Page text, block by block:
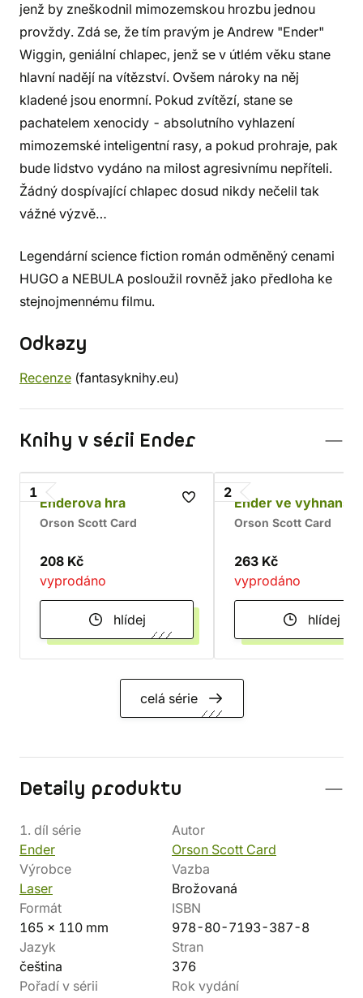
jenž by zneškodnil mimozemskou hrozbu jednou
provždy. Zdá se, že tím pravým je Andrew "Ender"
Wiggin, geniální chlapec, jenž se v útlém věku stane
hlavní nadějí na vítězství. Ovšem nároky na něj
kladené jsou enormní. Pokud zvítězí, stane se
pachatelem xenocidy - absolutního vyhlazení
mimozemské inteligentní rasy, a pokud prohraje, pak
bude lidstvo vydáno na milost agresivnímu nepříteli.
Žádný dospívající chlapec dosud nikdy nečelil tak
vážné výzvě…
Legendární science fiction román odměněný cenami
HUGO a NEBULA posloužil rovněž jako předloha ke
stejnojmennému filmu.
Odkazy
Recenze (fantasyknihy.eu)
Knihy v sérii Ender
1
Enderova hra
Orson Scott Card
208 Kč
vyprodáno
hlídej
2
Ender ve
Orson Scott Card
263 Kč
vyprodáno
hlídej
celá série
Detaily produktu
1. díl série
Ender
Autor
Orson Scott Card
Výrobce
Laser
Vazba
Brožovaná
Formát
165 x 110 mm
ISBN
978-80-7193-387-8
Jazyk
čeština
Stran
376
Pořadí v sérii
Rok vydání